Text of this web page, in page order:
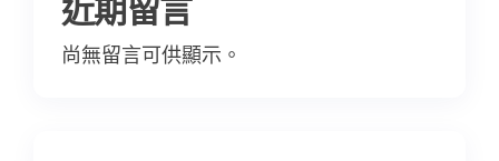
近期留言
尚無留言可供顯示。